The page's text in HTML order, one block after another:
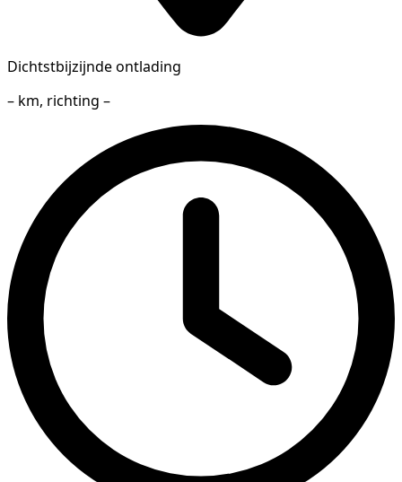
Dichtstbijzijnde ontlading
– km, richting –